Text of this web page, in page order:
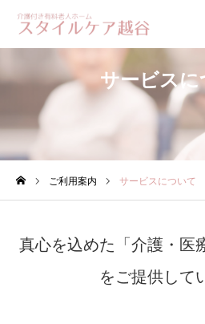
サービスに
ご利用案内 サービスについて
真心を込めた「介護・医
をご提供して
ご利用案内